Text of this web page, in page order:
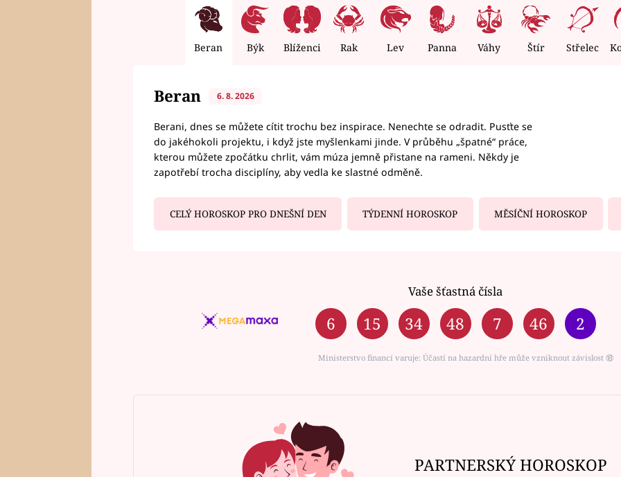
Beran Býk Blíženci Rak Lev Panna Váhy Štír Střelec
Beran 6. 8. 2026
Berani, dnes se můžete cítit trochu bez inspirace. Nenechte se odradit. Pusťte se
do jakéhokoli projektu, i když jste myšlenkami jinde. V průběhu „špatné“ práce,
kterou můžete zpočátku chrlit, vám múza jemně přistane na rameni. Někdy je
zapotřebí trocha disciplíny, aby vedla ke slastné odměně.
CELÝ HOROSKOP PRO DNEŠNÍ DEN TÝDENNÍ HOROSKOP MĚSÍČNÍ HOROSKOP
Vaše šťastná čísla
6 15 34 48 7 46 2
Ministerstvo financí varuje: Účastí na hazardní hře může vzniknout závislost ⑱
PARTNERSKÝ HOROSKOP